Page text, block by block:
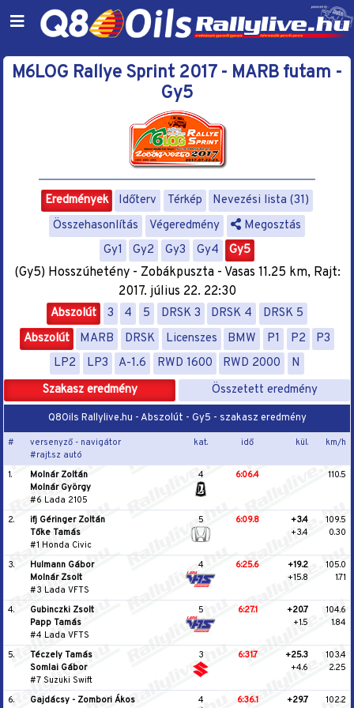
M6LOG Rallye Sprint 2017 - MARB futam -
Gy5
Eredmények Időterv Térkép
Nevezési lista (31)
Összehasonlítás
Végeredmény
Megosztás
Gy1
Gy2 Gy3 Gy4 Gy5
(Gy5) Hosszúhetény - Zobákpuszta - Vasas 11.25 km, Rajt:
2017. július 22. 22:30
Abszolút 3 4 5 DRSK 3 DRSK 4
DRSK 5
Abszolút
MARB DRSK Licenszes BMW P1 P2
P3
LP2
LP3 A-1.6 RWD 1600 RWD 2000
N
Szakasz eredmény
Összetett eredmény
Q8Oils Rallylive.hu - Abszolút - Gy5 - szakasz eredmény
#
versenyző - navigátor
#rajt.sz autó
kat. idő kül. km/h
1.
Molnár Zoltán
Molnár György
#6 Lada 2105
4 6:06.4 110.5
2.
ifj Géringer Zoltán
Tőke Tamás
#1 Honda Civic
5 6:09.8
+3.4
+3.4
109.5
0.30
3.
Hulmann Gábor
Molnár Zsolt
#3 Lada VFTS
4 6:25.6
+19.2
+15.8
105.0
1.71
4.
Gubinczki Zsolt
Papp Tamás
#4 Lada VFTS
5 6:27.1
+20.7
+1.5
104.6
1.84
5.
Téczely Tamás
Somlai Gábor
#7 Suzuki Swift
3 6:31.7
+25.3
+4.6
103.4
2.25
6.
Gajdácsy - Zombori Ákos
4 6:36.1
+29.7
102.2